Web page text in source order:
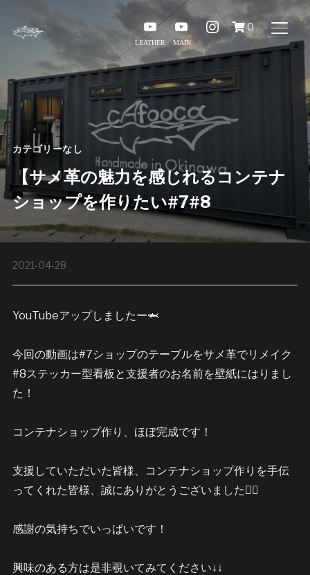
サイ
youtubeyoutubeinstagram
0
カテゴリーなし
【サメ革の魅力を感じれるコンテナ
ショップを作りたい#7#8
2021-04-28
YouTubeアップしましたー🦈
今回の動画は#7ショップのテーブルをサメ革でリメイク
#8ステッカー型看板と支援者のお名前を壁紙にはりまし
た！
コンテナショップ作り、ほぼ完成です！
支援していただいた皆様、コンテナショップ作りを手伝
ってくれた皆様、誠にありがとうございました🙇‍♂️
感謝の気持ちでいっぱいです！
興味のある方は是非覗いてみてください↓↓